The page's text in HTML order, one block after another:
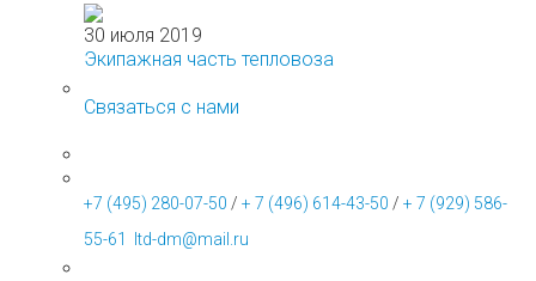
30 июля 2019
Экипажная часть тепловоза
Связаться с нами
+7 (495) 280-07-50 / + 7 (496) 614-43-50 / + 7 (929) 586-
55-61
ltd-dm@mail.ru